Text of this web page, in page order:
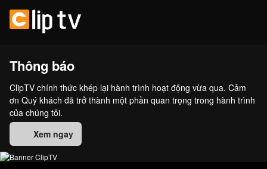
Thông báo
ClipTV chính thức khép lại hành trình hoạt động vừa qua. Cảm
ơn Quý khách đã trở thành một phần quan trọng trong hành trình
của chúng tôi.
Xem ngay